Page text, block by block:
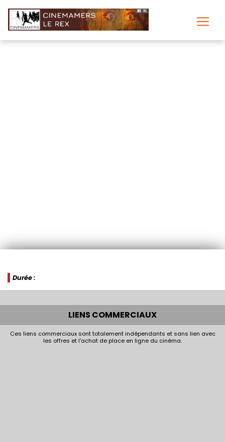
Durée :
LIENS COMMERCIAUX
Ces liens commerciaux sont totalement indépendants et sans lien avec
les offres et l'achat de place en ligne du cinéma.